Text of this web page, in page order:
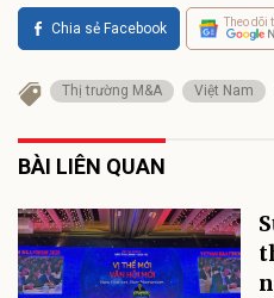
Chia sẻ Facebook Theo dõi
Thị trường M&A Việt Nam
BÀI LIÊN QUAN